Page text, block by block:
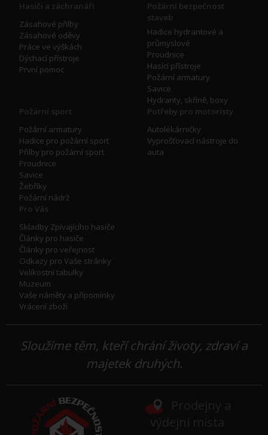
Hasiči a záchranáři
Zásahové přilby
Zásahové oděvy
Práce ve výškách
Dýchací přístroje
První pomoc
Požární bezpečnost
staveb
Hadice hydrantové a
průmyslové
Proudnice
Hasící přístroje
Požární armatury
Savice
Hydranty, skříně, boxy
Požární sport
Požární armatury
Hadice pro požární sport
Přilby pro požární sport
Proudnice
Savice
Žebříky
Požární nádrž
Potřeby pro motoristy
Autolékárničky
Vyprošťovací nástroje do
auta
Pro Vás
Skladby Zpívajícího hasiče
Články pro hasiče
Články pro veřejnost
Odkazy pro Vaše stránky
Velikostní tabulky
Muzeum
Vaše náměty a přípomínky
Vrácení zboží
Sloužíme těm, kteří chrání životy, zdraví a
majetek druhých.